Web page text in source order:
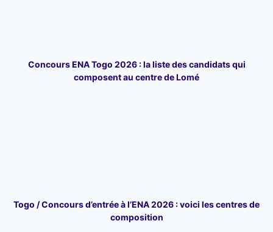
Concours ENA Togo 2026 : la liste des candidats qui
composent au centre de Lomé
Togo / Concours d’entrée à l’ENA 2026 : voici les centres de
composition